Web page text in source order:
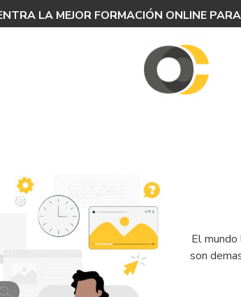
LA MEJOR FORMACIÓN ONLINE
El
son